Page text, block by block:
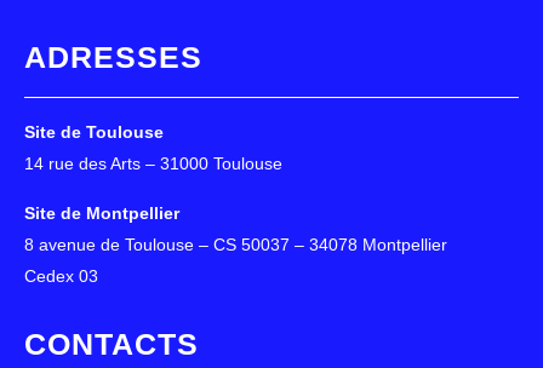
ADRESSES
Site de Toulouse
14 rue des Arts – 31000 Toulouse
Site de Montpellier
8 avenue de Toulouse – CS 50037 – 34078 Montpellier
Cedex 03
CONTACTS